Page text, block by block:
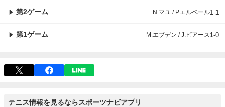
第2ゲーム N.マユ / P.エルベール1-1
第1ゲーム M.エブデン / J.ピアース 1-0
テニス情報を見るならスポーツナビアプリ